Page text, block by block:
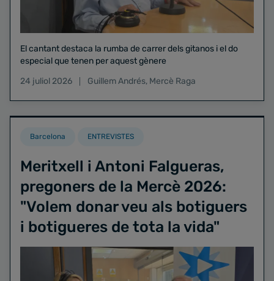
El cantant destaca la rumba de carrer dels gitanos i el do
especial que tenen per aquest gènere
24 juliol 2026
Guillem Andrés, Mercè Raga
Barcelona ENTREVISTES
Meritxell i Antoni Falgueras,
pregoners de la Mercè 2026:
"Volem donar veu als botiguers
i botigueres de tota la vida"